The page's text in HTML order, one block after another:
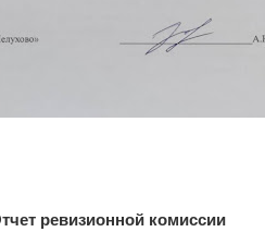
ревизионной комиссии